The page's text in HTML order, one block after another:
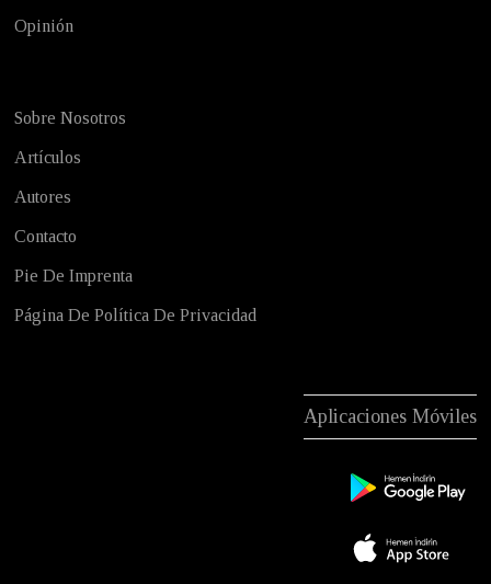
Opinión
Sobre Nosotros
Artículos
Autores
Contacto
Pie De Imprenta
Página De Política De Privacidad
Aplicaciones Móviles